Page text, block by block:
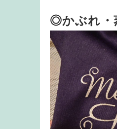
◎かぶれ・